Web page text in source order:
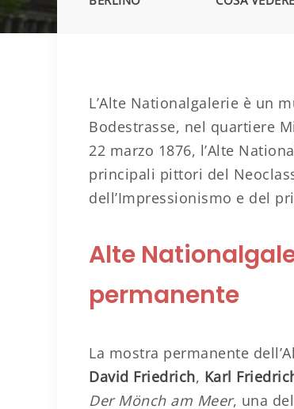
L’Alte Nationalgalerie è un
Bodestrasse, nel quartiere
22 marzo 1876, l’Alte
principali pittori del
dell’Impressionismo e del
Alte
permanente
La mostra permanente
David Friedrich, Karl
Der Mönch am Meer, una